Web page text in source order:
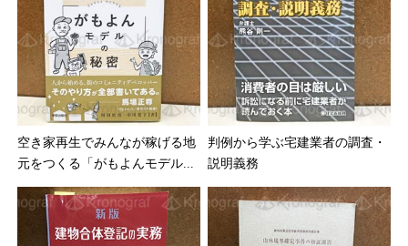
空き家再生でみんなが稼げる地
元をつくる「がもよんモデル...
判例から学ぶ宅建業者の調査・
説明義務